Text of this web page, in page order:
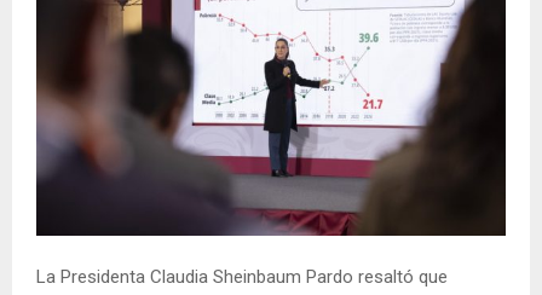
La Presidenta Claudia Sheinbaum Pardo resaltó que